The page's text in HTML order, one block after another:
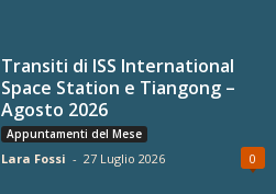
Transiti di ISS International
Space Station e Tiangong –
Agosto 2026
Appuntamenti del Mese
Lara Fossi - 27 Luglio 2026 0